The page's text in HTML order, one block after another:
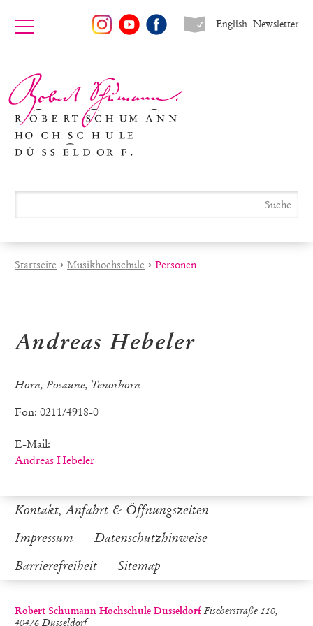
Newsletter
English
Startseite › Musikhochschule › Personen
Andreas Hebeler
Horn, Posaune, Tenorhorn
Fon: 0211/4918-0
E-Mail:
Andreas Hebeler
Kontakt, Anfahrt & Öffnungszeiten
Impressum
Datenschutzhinweise
Barrierefreiheit
Sitemap
Robert Schumann Hochschule DüsseldorfFischerstraße 110,
40476 Düsseldorf